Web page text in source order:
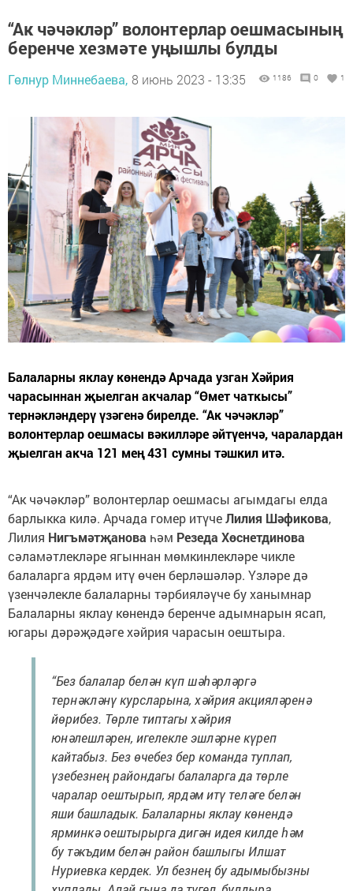
“Ак чәчәкләр” волонтерлар оешмасының
беренче хезмәте уңышлы булды
Гөлнур Миннебаева, 8 июнь 2023 - 13:35 1186 0 1
Балаларны яклау көнендә Арчада узган Хәйрия
чарасыннан җыелган акчалар “Өмет чаткысы”
тернәкләндерү үзәгенә бирелде. “Ак чәчәкләр”
волонтерлар оешмасы вәкилләре әйтүенчә, чаралардан
җыелган акча 121 мең 431 сумны тәшкил итә.
“Ак чәчәкләр” волонтерлар оешмасы агымдагы елда
барлыкка килә. Арчада гомер итүчеЛилия Шәфикова,
Лилия Нигъмәтҗанова һәм Резеда Хөснетдинова
сәламәтлекләре ягыннан мөмкинлекләре чикле
балаларга ярдәм итү өчен берләшәләр. Үзләре дә
үзенчәлекле балаларны тәрбияләүче бу ханымнар
Балаларны яклау көнендә беренче адымнарын ясап,
югары дәрәҗәдәге хәйрия чарасын оештыра.
“Без балалар белән күп шәһәрләргә
тернәкләнү курсларына, хәйрия акцияләренә
йөрибез. Төрле типтагы хәйрия
юнәлешләрен, игелекле эшләрне күреп
кайтабыз. Без өчебез бер команда туплап,
үзебезнең райондагы балаларга да төрле
чаралар оештырып, ярдәм итү теләге белән
яши башладык. Балаларны яклау көнендә
ярминкә оештырырга дигән идея килде һәм
бу тәкъдим белән район башлыгы Илшат
Нуриевка кердек. Ул безнең бу адымыбызны